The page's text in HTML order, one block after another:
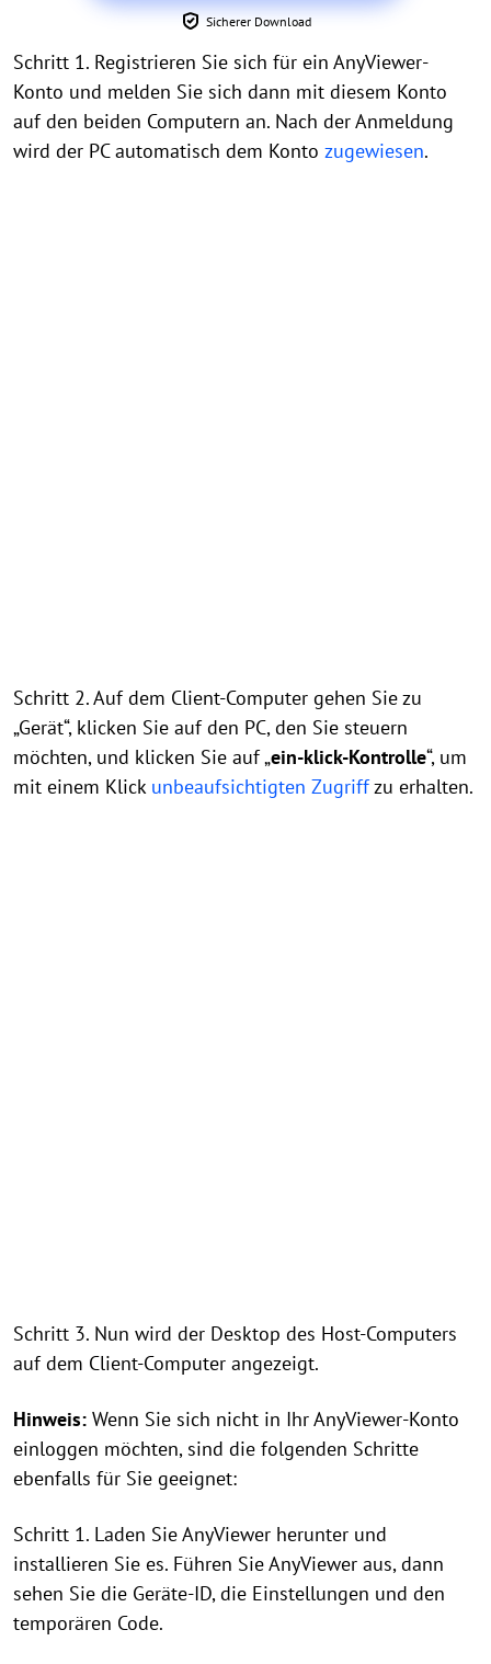
Sicherer Download
Schritt 1. Registrieren Sie sich für ein AnyViewer-
Konto und melden Sie sich dann mit diesem Konto
auf den beiden Computern an. Nach der Anmeldung
wird der PC automatisch dem Konto zugewiesen.
Schritt 2. Auf dem Client-Computer gehen Sie zu
„Gerät“, klicken Sie auf den PC, den Sie steuern
möchten, und klicken Sie auf „ein-klick-Kontrolle“, um
mit einem Klick unbeaufsichtigten Zugriffzu erhalten.
Schritt 3. Nun wird der Desktop des Host-Computers
auf dem Client-Computer angezeigt.
Hinweis: Wenn Sie sich nicht in Ihr AnyViewer-Konto
einloggen möchten, sind die folgenden Schritte
ebenfalls für Sie geeignet:
Schritt 1. Laden Sie AnyViewer herunter und
installieren Sie es. Führen Sie AnyViewer aus, dann
sehen Sie die Geräte-ID, die Einstellungen und den
temporären Code.